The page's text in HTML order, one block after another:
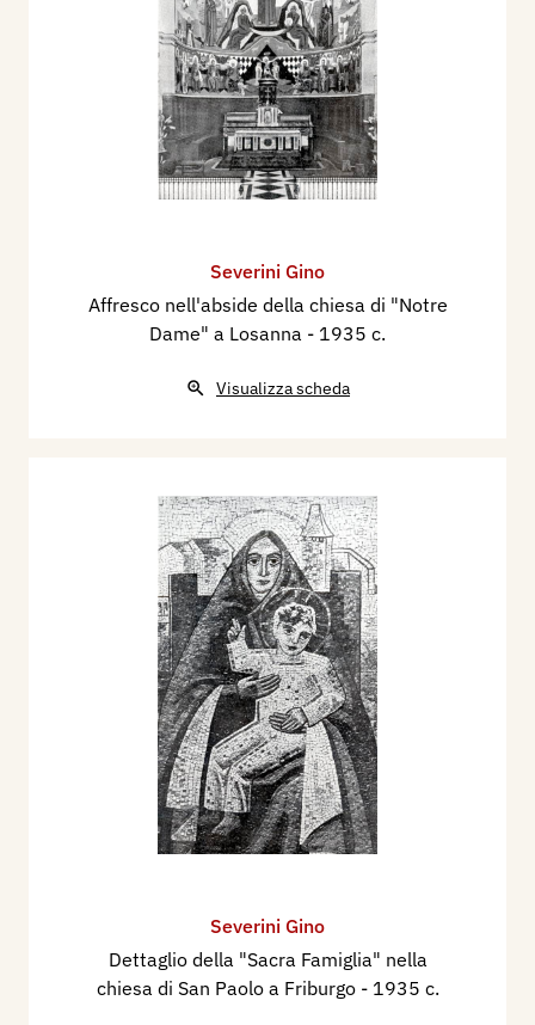
Severini Gino
Affresco nell'abside della chiesa di "Notre
Dame" a Losanna - 1935 c.
Visualizza scheda
Severini Gino
Dettaglio della "Sacra Famiglia" nella
chiesa di San Paolo a Friburgo - 1935 c.